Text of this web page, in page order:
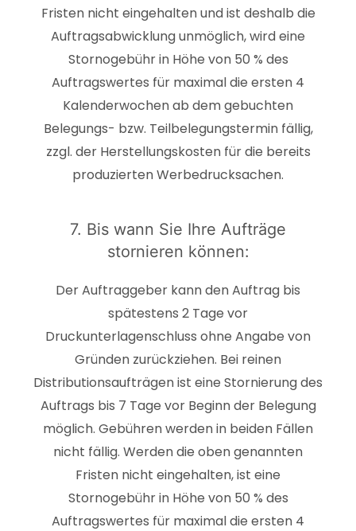
Fristen nicht eingehalten und ist deshalb die
Auftragsabwicklung unmöglich, wird eine
Stornogebühr in Höhe von 50 % des
Auftragswertes für maximal die ersten 4
Kalenderwochen ab dem gebuchten
Belegungs- bzw. Teilbelegungstermin fällig,
zzgl. der Herstellungskosten für die bereits
produzierten Werbedrucksachen.
7. Bis wann Sie Ihre Aufträge
stornieren können:
Der Auftraggeber kann den Auftrag bis
spätestens 2 Tage vor
Druckunterlagenschluss ohne Angabe von
Gründen zurückziehen. Bei reinen
Distributionsaufträgen ist eine Stornierung des
Auftrags bis 7 Tage vor Beginn der Belegung
möglich. Gebühren werden in beiden Fällen
nicht fällig. Werden die oben genannten
Fristen nicht eingehalten, ist eine
Stornogebühr in Höhe von 50 % des
Auftragswertes für maximal die ersten 4